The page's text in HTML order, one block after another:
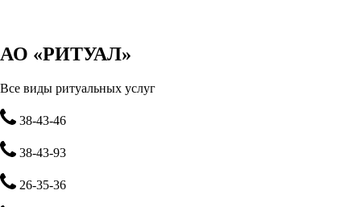
АО «РИТУАЛ»
Все виды ритуальных услуг
38-43-46
38-43-93
26-35-36